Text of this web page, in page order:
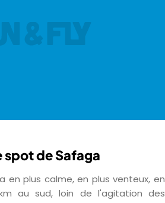
spot de Safaga
en plus calme, en plus venteux, en
au sud, loin de l'agitation des